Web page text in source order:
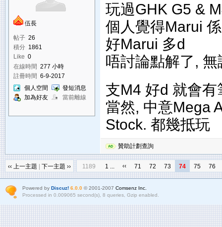
伍長
帖子 26
積分 1861
Like 0
在線時間 277 小時
註冊時間 6-9-2017
個人空間
發短消息
加為好友
當前離線
玩過GHK G5 &
個人覺得Marui
好Marui 多d
唔討論點解了,
支M4 好d 就會
當然, 中意Mega
Stock. 都幾抵玩
贊助計劃查詢
‹‹ 上一主題 下一主題 ›› 1189 1 ... ‹‹ 71 72 73 74 75 76
Powered by Discuz! 6.0.0© 2001-2007 Comsenz Inc.
Processed in 0.009065 second(s), 8 queries, Gzip enabled.